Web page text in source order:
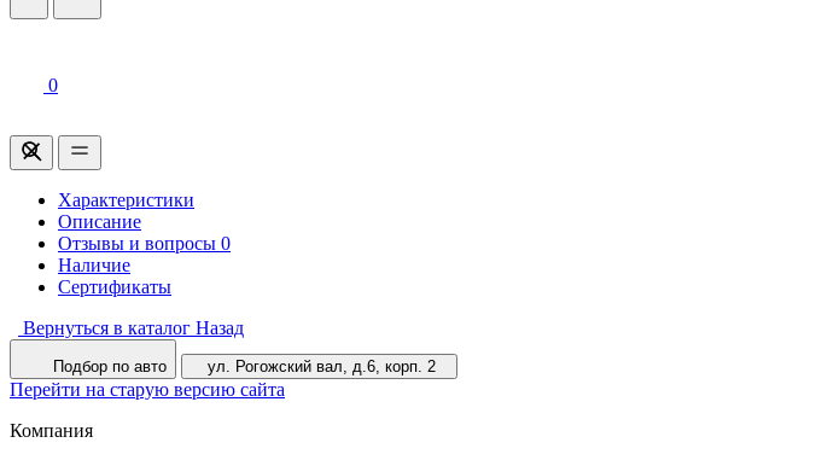
0
Характеристики
Описание
Отзывы и вопросы 0
Наличие
Сертификаты
Вернуться в каталог Назад
Подбор по авто ул. Рогожский вал, д.6, корп. 2
Перейти на старую версию сайта
Компания